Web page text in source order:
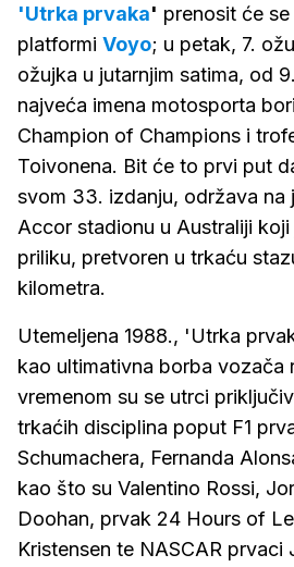
'Utrka prvaka' prenosit će
platformi Voyo; u petak, 7.
ožujka u jutarnjim satima, od
najveća imena motosporta
Champion of Champions i
Toivonena. Bit će to prvi put
svom 33. izdanju, održava na
Accor stadionu u Australiji
priliku, pretvoren u trkaću
kilometra.
Utemeljena 1988., 'Utrka
kao ultimativna borba vozača
vremenom su se utrci
trkaćih disciplina poput F1
Schumachera, Fernanda
kao što su Valentino Rossi,
Doohan, prvak 24 Hours of
Kristensen te NASCAR prvaci